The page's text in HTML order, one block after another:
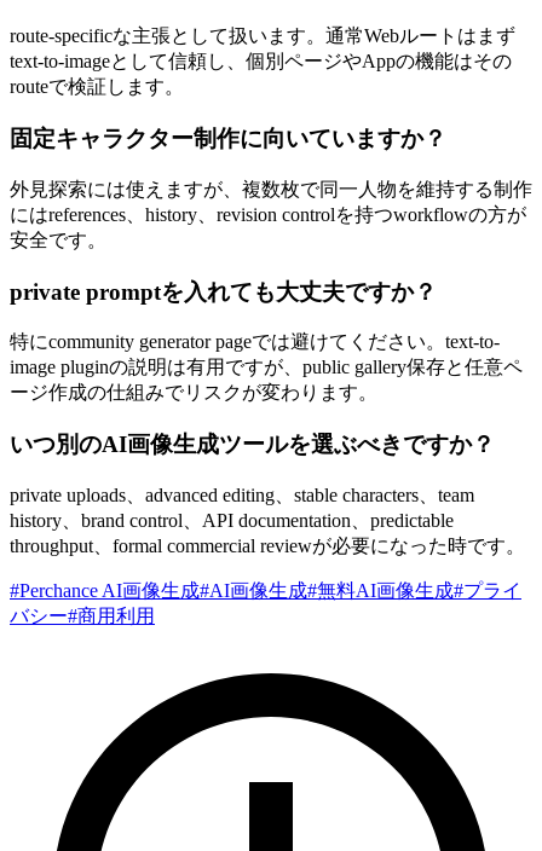
route-specificな主張として扱います。通常Webルートはまず
text-to-imageとして信頼し、個別ページやAppの機能はその
routeで検証します。
固定キャラクター制作に向いていますか？
外見探索には使えますが、複数枚で同一人物を維持する制作
にはreferences、history、revision controlを持つworkflowの方が
安全です。
private promptを入れても大丈夫ですか？
特にcommunity generator pageでは避けてください。text-to-
image pluginの説明は有用ですが、public gallery保存と任意ペ
ージ作成の仕組みでリスクが変わります。
いつ別のAI画像生成ツールを選ぶべきですか？
private uploads、advanced editing、stable characters、team
history、brand control、API documentation、predictable
throughput、formal commercial reviewが必要になった時です。
#Perchance AI画像生成#AI画像生成#無料AI画像生成#プライ
バシー#商用利用